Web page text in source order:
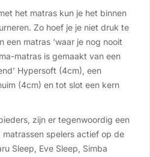
het matras kun je het binnen
Zo hoef je je niet druk te
een matras ‘waar je nog nooit
matras is gemaakt van een
Hypersoft (4cm), een
(4cm) en tot slot een kern
zijn er tegenwoordig een
spelers actief op de
Sleep, Eve Sleep, Simba